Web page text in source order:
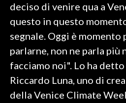
SPETTACOLI
GOSSIP
SALUTE
SARDEGNA TURISMO
deciso di venire qua a
questo in questo
segnale. Oggi è
parlarne, non ne parla più
facciamo noi". Lo ha detto
Riccardo Luna, uno di
della Venice Climate